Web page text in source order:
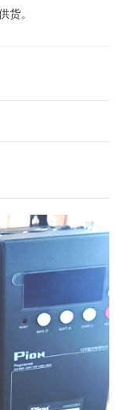
货。